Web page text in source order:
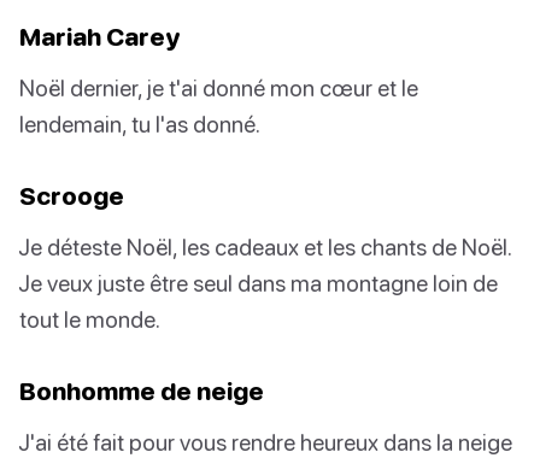
Mariah Carey
Noël dernier, je t'ai donné mon cœur et le
lendemain, tu l'as donné.
Scrooge
Je déteste Noël, les cadeaux et les chants de Noël.
Je veux juste être seul dans ma montagne loin de
tout le monde.
Bonhomme de neige
J'ai été fait pour vous rendre heureux dans la neige